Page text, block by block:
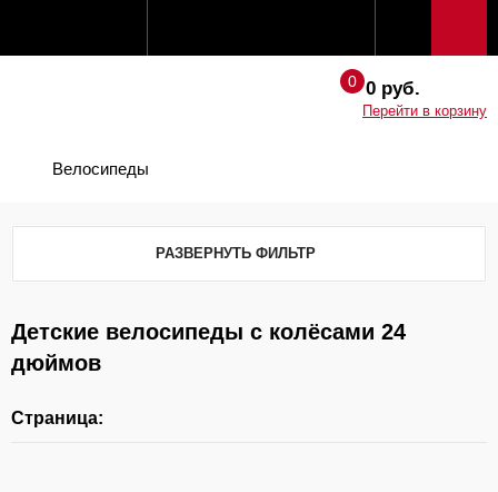
0 руб.
Перейти в корзину
Велосипеды
РАЗВЕРНУТЬ ФИЛЬТР
Детские велосипеды с колёсами 24
дюймов
Страница: